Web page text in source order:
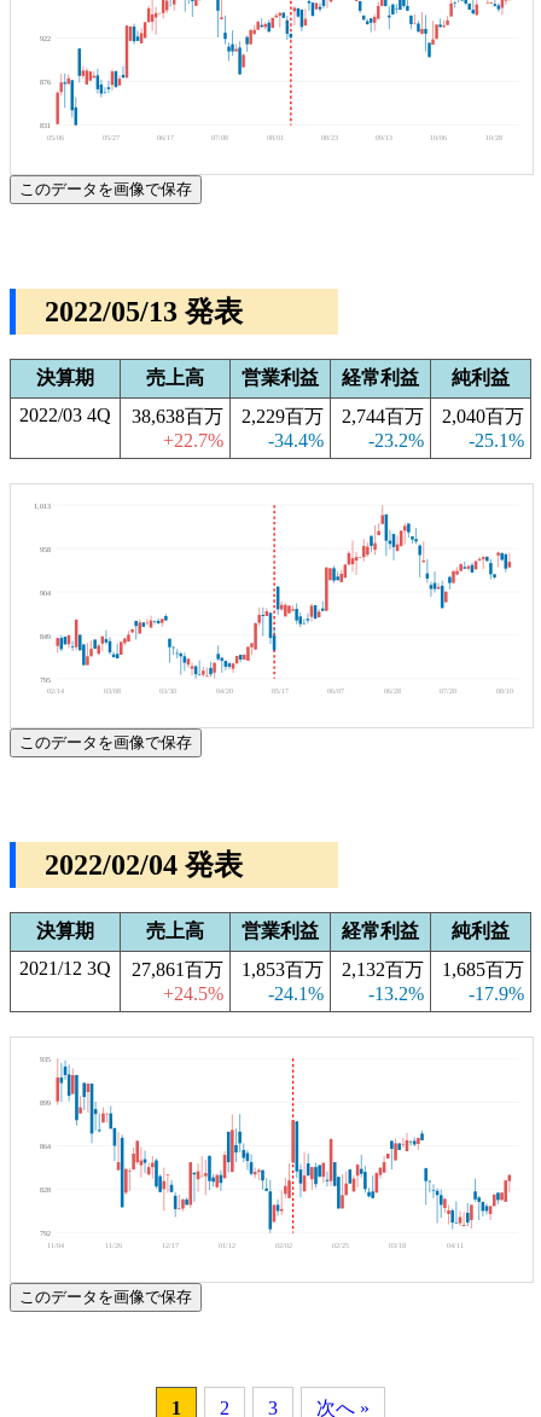
831
876
922
05/06 05/27 06/17 07/08 08/01 08/23 09/13 10/06 10/28
このデータを画像で保存
2022/05/13 発表
決算期 売上高 営業利益 経常利益
純利益
2022/03 4Q
38,638百万
+22.7%
2,229百万
-34.4%
2,744百万
-23.2%
2,040百万
-25.1%
795
849
904
958
1,013
02/14 03/08 03/30 04/20 05/17 06/07 06/28 07/20 08/10
このデータを画像で保存
2022/02/04 発表
決算期 売上高 営業利益 経常利益
純利益
2021/12 3Q
27,861百万
+24.5%
1,853百万
-24.1%
2,132百万
-13.2%
1,685百万
-17.9%
792
828
864
899
935
11/04 11/26 12/17 01/12 02/02 02/25 03/18 04/11
このデータを画像で保存
1 2 3 次へ »